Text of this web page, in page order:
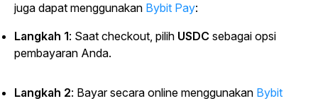
juga dapat menggunakan Bybit Pay:
Langkah 1: Saat checkout, pilih USDC sebagai opsi
pembayaran Anda.
Langkah 2: Bayar secara online menggunakan Bybit